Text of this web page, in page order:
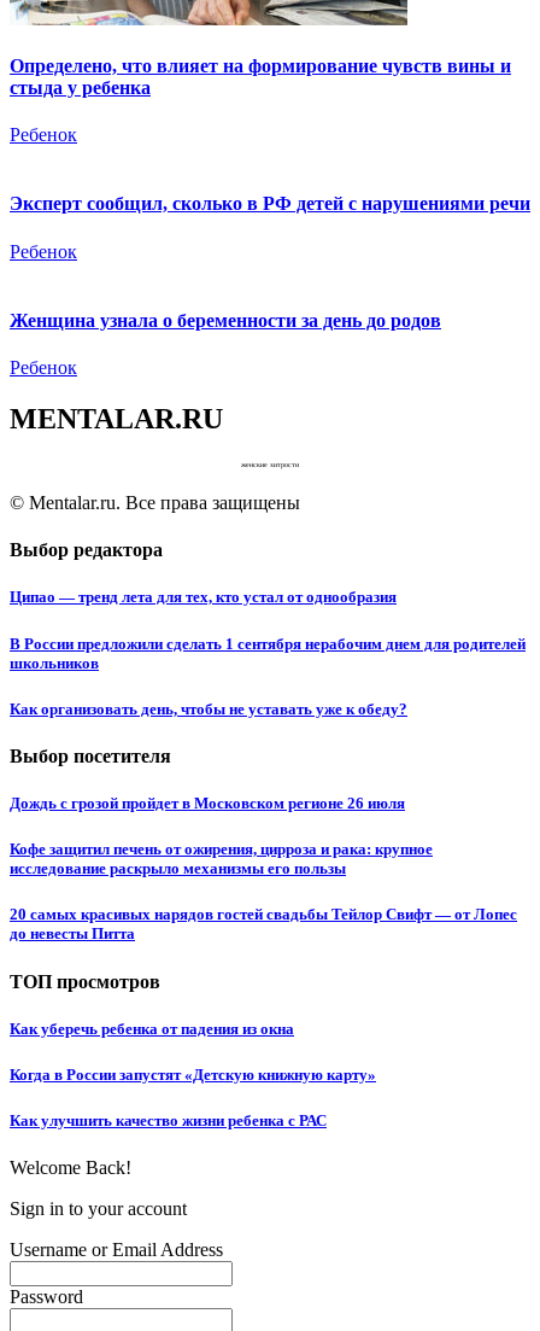
Определено, что влияет на формирование чувств вины и
стыда у ребенка
Ребенок
Эксперт сообщил, сколько в РФ детей с нарушениями речи
Ребенок
Женщина узнала о беременности за день до родов
Ребенок
MENTALAR.RU
женские хитрости
© Mentalar.ru. Все права защищены
Выбор редактора
Ципао — тренд лета для тех, кто устал от однообразия
В России предложили сделать 1 сентября нерабочим днем для родителей
школьников
Как организовать день, чтобы не уставать уже к обеду?
Выбор посетителя
Дождь с грозой пройдет в Московском регионе 26 июля
Кофе защитил печень от ожирения, цирроза и рака: крупное
исследование раскрыло механизмы его пользы
20 самых красивых нарядов гостей свадьбы Тейлор Свифт — от Лопес
до невесты Питта
ТОП просмотров
Как уберечь ребенка от падения из окна
Когда в России запустят «Детскую книжную карту»
Как улучшить качество жизни ребенка с РАС
Welcome Back!
Sign in to your account
Username or Email Address
Password